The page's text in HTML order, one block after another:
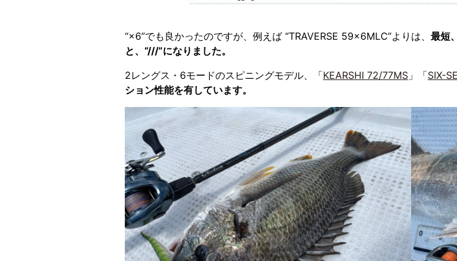
“×6”でも良かったのですが、例えば “TRAVERSE 59×6MLC”よりは、 最短
と、“///”になりました。
2レングス・6モードのスピニングモデル、「KEARSHI 72/77MS 」「SIX-
ション性能を有しています。